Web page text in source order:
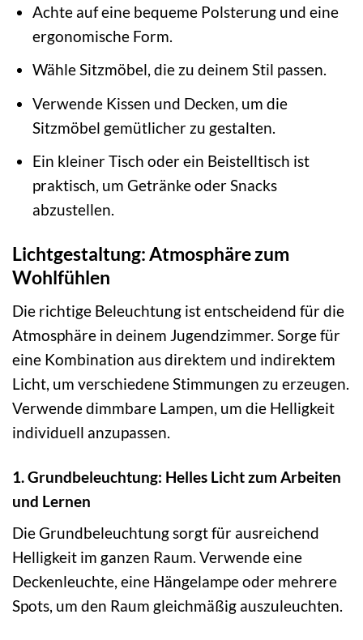
Achte auf eine bequeme Polsterung und eine
ergonomische Form.
Wähle Sitzmöbel, die zu deinem Stil passen.
Verwende Kissen und Decken, um die
Sitzmöbel gemütlicher zu gestalten.
Ein kleiner Tisch oder ein Beistelltisch ist
praktisch, um Getränke oder Snacks
abzustellen.
Lichtgestaltung: Atmosphäre zum
Wohlfühlen
Die richtige Beleuchtung ist entscheidend für die
Atmosphäre in deinem Jugendzimmer. Sorge für
eine Kombination aus direktem und indirektem
Licht, um verschiedene Stimmungen zu erzeugen.
Verwende dimmbare Lampen, um die Helligkeit
individuell anzupassen.
1. Grundbeleuchtung: Helles Licht zum Arbeiten
und Lernen
Die Grundbeleuchtung sorgt für ausreichend
Helligkeit im ganzen Raum. Verwende eine
Deckenleuchte, eine Hängelampe oder mehrere
Spots, um den Raum gleichmäßig auszuleuchten.